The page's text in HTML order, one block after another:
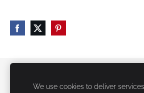
We use cookies to deliver